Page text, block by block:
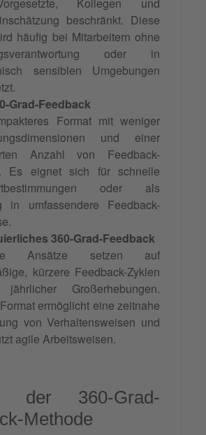
Kollegen und
beschränkt. Diese
häufig bei Mitarbeitern ohne
oder in
sensiblen Umgebungen
Grad-Feedback
Format mit weniger
und einer
Anzahl von Feedback-
Es eignet sich für schnelle
oder als
in umfassendere Feedback-
360-Grad-Feedback
Ansätze setzen auf
kürzere Feedback-Zyklen
jährlicher Großerhebungen.
ermöglicht eine zeitnahe
von Verhaltensweisen und
agile Arbeitsweisen.
der 360-Grad-
Methode